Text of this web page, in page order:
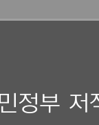
정부